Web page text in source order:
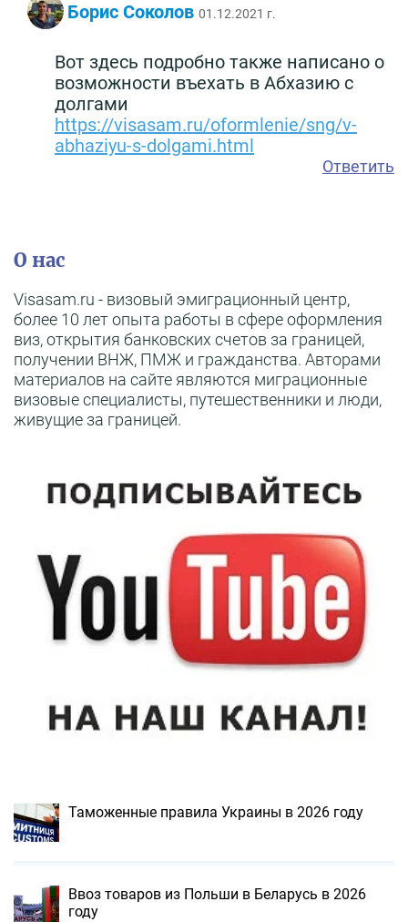
Борис Соколов 01.12.2021 г.
Вот здесь подробно также написано о
возможности въехать в Абхазию с
долгами
https://visasam.ru/oformlenie/sng/v-
abhaziyu-s-dolgami.html
Ответить
О нас
Visasam.ru - визовый эмиграционный центр,
более 10 лет опыта работы в сфере оформления
виз, открытия банковских счетов за границей,
получении ВНЖ, ПМЖ и гражданства. Авторами
материалов на сайте являются миграционные
визовые специалисты, путешественники и люди,
живущие за границей.
Таможенные правила Украины в 2026 году
Ввоз товаров из Польши в Беларусь в 2026
году